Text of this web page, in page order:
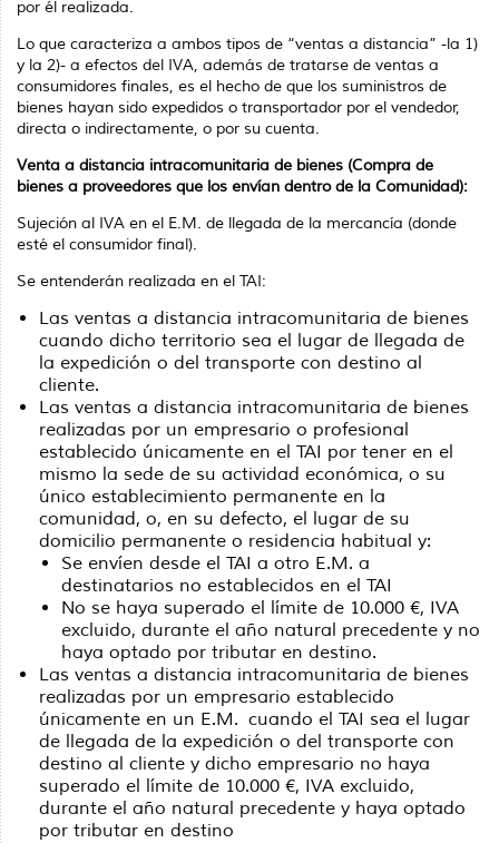
por él realizada.
Lo que caracteriza a ambos tipos de “ventas a distancia” -la 1)
y la 2)- a efectos del IVA, además de tratarse de ventas a
consumidores finales, es el hecho de que los suministros de
bienes hayan sido expedidos o transportador por el vendedor,
directa o indirectamente, o por su cuenta.
Venta a distancia intracomunitaria de bienes (Compra de
bienes a proveedores que los envían dentro de la Comunidad):
Sujeción al IVA en el E.M. de llegada de la mercancía (donde
esté el consumidor final).
Se entenderán realizada en el TAI:
Las ventas a distancia intracomunitaria de bienes
cuando dicho territorio sea el lugar de llegada de
la expedición o del transporte con destino al
cliente.
Las ventas a distancia intracomunitaria de bienes
realizadas por un empresario o profesional
establecido únicamente en el TAI por tener en el
mismo la sede de su actividad económica, o su
único establecimiento permanente en la
comunidad, o, en su defecto, el lugar de su
domicilio permanente o residencia habitual y:
Se envíen desde el TAI a otro E.M. a
destinatarios no establecidos en el TAI
No se haya superado el límite de 10.000 €, IVA
excluido, durante el año natural precedente y no
haya optado por tributar en destino.
Las ventas a distancia intracomunitaria de bienes
realizadas por un empresario establecido
únicamente en un E.M. cuando el TAI sea el lugar
de llegada de la expedición o del transporte con
destino al cliente y dicho empresario no haya
superado el límite de 10.000 €, IVA excluido,
durante el año natural precedente y haya optado
por tributar en destino